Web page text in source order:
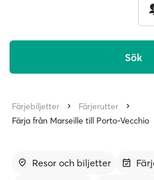
Sök
Färjebiljetter
Färjerutter
Färja från Marseille till Porto-Vecchio
Resor och biljetter